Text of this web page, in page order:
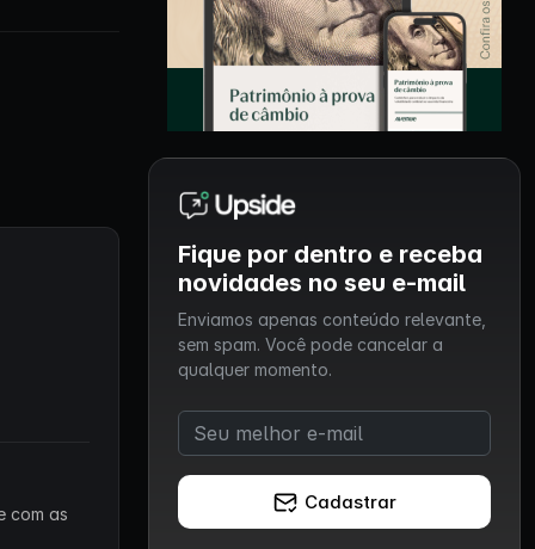
com as
Fique por dentro e receba
novidades no seu e-mail
Enviamos apenas conteúdo relevante,
sem spam. Você pode cancelar a
qualquer momento.
Cadastrar